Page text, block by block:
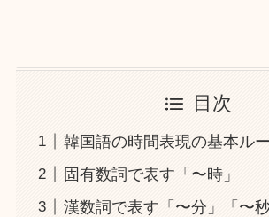
目次
韓国語の時間表現の基本ル
固有数詞で表す「〜時」
漢数詞で表す「〜分」「〜秒